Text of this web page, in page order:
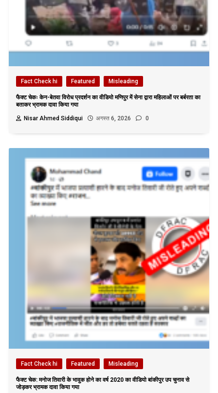
Fact Check hi Featured Misleading
फैक्ट चेकः केन-बेतवा विरोध प्रदर्शन का वीडियो मणिपुर में सेना द्वारा महिलाओं पर बर्बरता का
बताकर भ्रामक दावा किया गया
Nisar Ahmed Siddiqui
अगस्त 6, 2026 0
Fact Check hi Featured Misleading
फैक्ट चेक: मनोज तिवारी के भावुक होने का वर्ष 2020 का वीडियो बांकीपुर उप चुनाव से
जोड़कर भ्रामक दावा किया गया